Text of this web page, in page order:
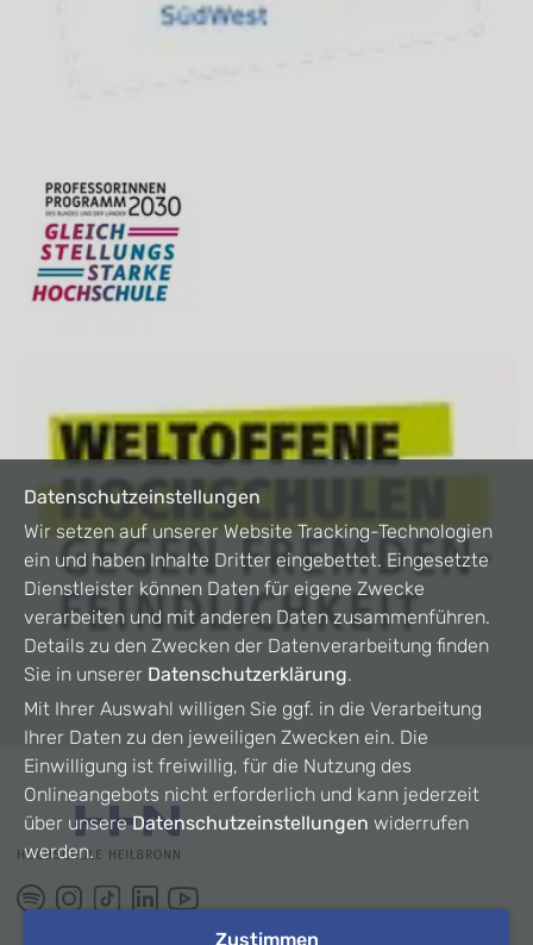
Datenschutzeinstellungen
Wir setzen auf unserer Website Tracking-Technologien
ein und haben Inhalte Dritter eingebettet. Eingesetzte
Dienstleister können Daten für eigene Zwecke
verarbeiten und mit anderen Daten zusammenführen.
Details zu den Zwecken der Datenverarbeitung finden
Sie in unserer Datenschutzerklärung.
Mit Ihrer Auswahl willigen Sie ggf. in die Verarbeitung
Ihrer Daten zu den jeweiligen Zwecken ein. Die
Einwilligung ist freiwillig, für die Nutzung des
Onlineangebots nicht erforderlich und kann jederzeit
über unsereDatenschutzeinstellungen widerrufen
werden.
Zustimmen